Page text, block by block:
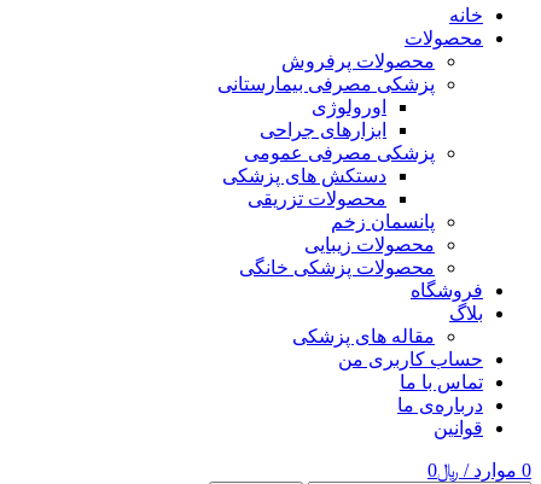
خانه
محصولات
محصولات پرفروش
پزشکی مصرفی بیمارستانی
اورولوژی
ابزارهای جراحی
پزشکی مصرفی عمومی
دستکش های پزشکی
محصولات تزریقی
پانسمان زخم
محصولات زیبایی
محصولات پزشکی خانگی
فروشگاه
بلاگ
مقاله های پزشکی
حساب کاربری من
تماس با ما
درباره‌ی ما
قوانین
0 موارد / ﷼0